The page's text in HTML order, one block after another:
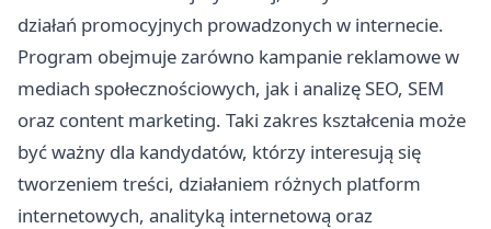
działań promocyjnych prowadzonych w internecie.
Program obejmuje zarówno kampanie reklamowe w
mediach społecznościowych, jak i analizę SEO, SEM
oraz content marketing. Taki zakres kształcenia może
być ważny dla kandydatów, którzy interesują się
tworzeniem treści, działaniem różnych platform
internetowych, analityką internetową oraz